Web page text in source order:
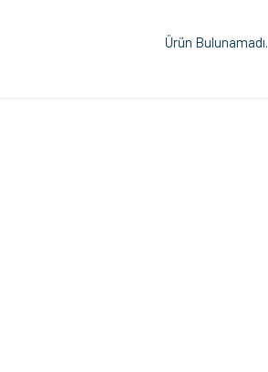
Ürün Bulunamadı.